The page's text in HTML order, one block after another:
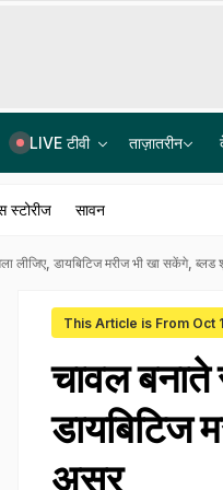
LIVE टीवी ताज़ातरीन
स्टोरीज सावन
लीजिए, डायबिटिज मरीज भी खा सकेंगे, ब्लड
This Article is From Oct
चावल
डायबिटिज
असर